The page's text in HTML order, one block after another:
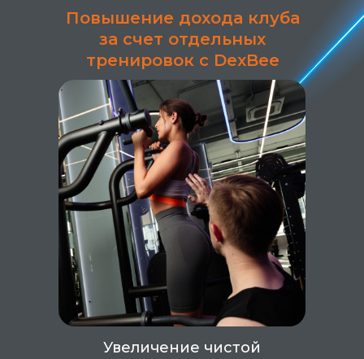
Повышение дохода клуба
за счет отдельных
тренировок с DexBee
Увеличение чистой